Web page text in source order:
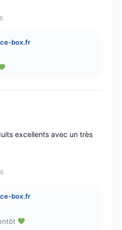
box.fr
excellents avec un très
box.fr